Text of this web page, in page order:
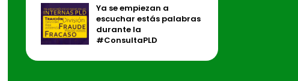
Ya se empiezan a
escuchar estás palabras
durante la
#ConsultaPLD